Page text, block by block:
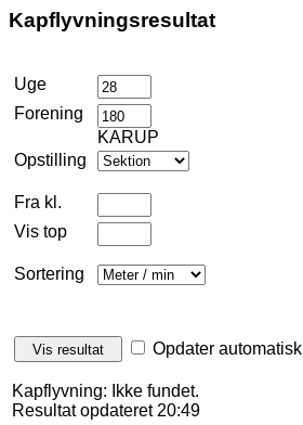
Kapflyvningsresultat
Uge
Forening
KARUP
Opstilling
Fra kl.
Vis top
Sortering
Opdater automatisk
Kapflyvning: Ikke fundet.
Resultat opdateret 20:49